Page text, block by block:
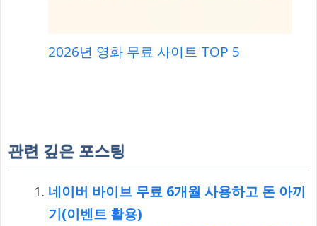
2026년 영화 무료 사이트 TOP 5
관련 깊은 포스팅
네이버 바이브 무료 6개월 사용하고 돈 아끼
기(이벤트 활용)